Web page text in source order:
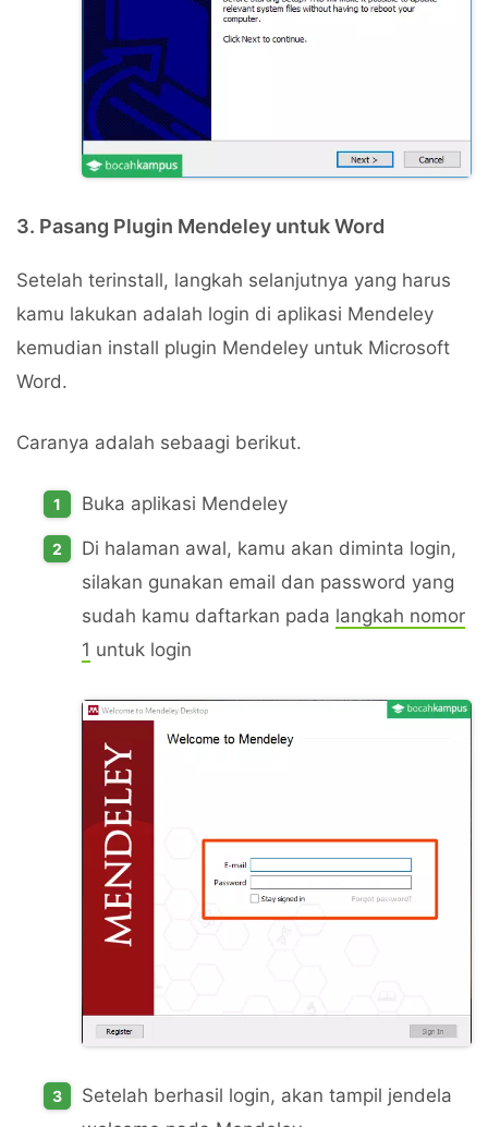
3. Pasang Plugin Mendeley untuk Word
Setelah terinstall, langkah selanjutnya yang harus
kamu lakukan adalah login di aplikasi Mendeley
kemudian install plugin Mendeley untuk Microsoft
Word.
Caranya adalah sebaagi berikut.
Buka aplikasi Mendeley
Di halaman awal, kamu akan diminta login,
silakan gunakan email dan password yang
sudah kamu daftarkan pada langkah nomor
1 untuk login
Setelah berhasil login, akan tampil jendela